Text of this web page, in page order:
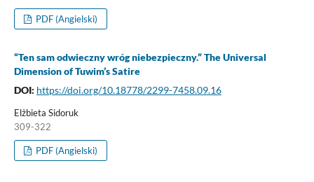
PDF (Angielski)
“Ten sam odwieczny wróg niebezpieczny.” The Universal
Dimension of Tuwim’s Satire
DOI: https://doi.org/10.18778/2299-7458.09.16
Elżbieta Sidoruk
309-322
PDF (Angielski)